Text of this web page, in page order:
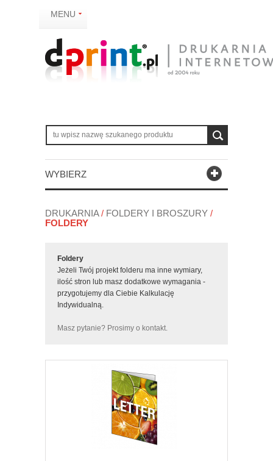
MENU
WYBIERZ
DRUKARNIA/ FOLDERY I BROSZURY /
FOLDERY
Foldery
Jeżeli Twój projekt folderu ma inne wymiary,
ilość stron lub masz dodatkowe wymagania -
przygotujemy dla Ciebie Kalkulację
Indywidualną.
Masz pytanie? Prosimy o kontakt.